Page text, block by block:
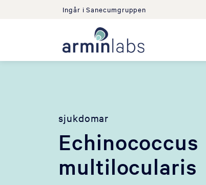
Ingår i Sanecumgruppen
sjukdomar
Echinococcus
multilocularis